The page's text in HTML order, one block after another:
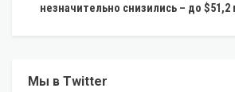
незначительно снизились – до $51,2
Мы в Twitter